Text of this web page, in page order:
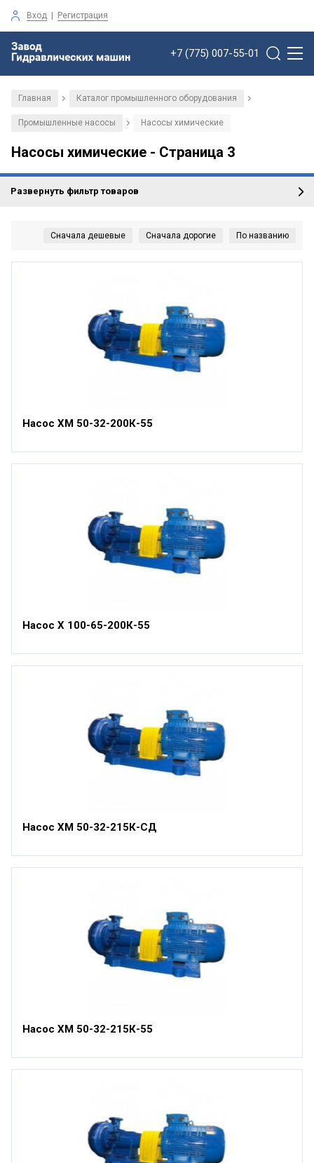
Вход | Регистрация
+7 (775) 007-55-01
Главная / Каталог промышленного оборудования /
Промышленные насосы / Насосы химические
Насосы химические - Страница 3
Развернуть фильтр товаров
Насос ХМ 50-32-200К-55
Насос Х 100-65-200К-55
Насос ХМ 50-32-215К-СД
Насос ХМ 50-32-215К-55